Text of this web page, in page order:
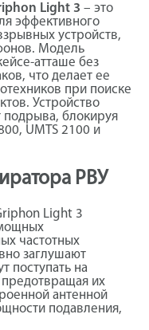
Light 3 – это
эффективного
устройств,
Модель
атташе без
что делает ее
при поиске
Устройство
подрыва, блокируя
UMTS 2100 и
РВУ
Light 3
частотных
заглушают
поступать на
их
антенной
подавления,